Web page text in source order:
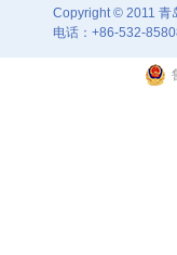
Copyright © 2011 青
电话：+86-532-